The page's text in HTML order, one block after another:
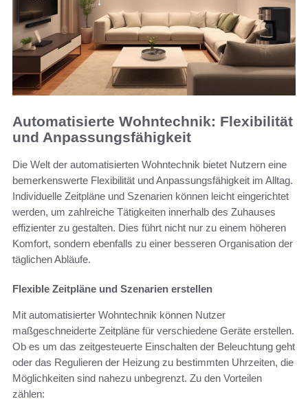
Automatisierte Wohntechnik: Flexibilität
und Anpassungsfähigkeit
Die Welt der automatisierten Wohntechnik bietet Nutzern eine
bemerkenswerte Flexibilität und Anpassungsfähigkeit im Alltag.
Individuelle Zeitpläne und Szenarien können leicht eingerichtet
werden, um zahlreiche Tätigkeiten innerhalb des Zuhauses
effizienter zu gestalten. Dies führt nicht nur zu einem höheren
Komfort, sondern ebenfalls zu einer besseren Organisation der
täglichen Abläufe.
Flexible Zeitpläne und Szenarien erstellen
Mit automatisierter Wohntechnik können Nutzer
maßgeschneiderte Zeitpläne für verschiedene Geräte erstellen.
Ob es um das zeitgesteuerte Einschalten der Beleuchtung geht
oder das Regulieren der Heizung zu bestimmten Uhrzeiten, die
Möglichkeiten sind nahezu unbegrenzt. Zu den Vorteilen
zählen: